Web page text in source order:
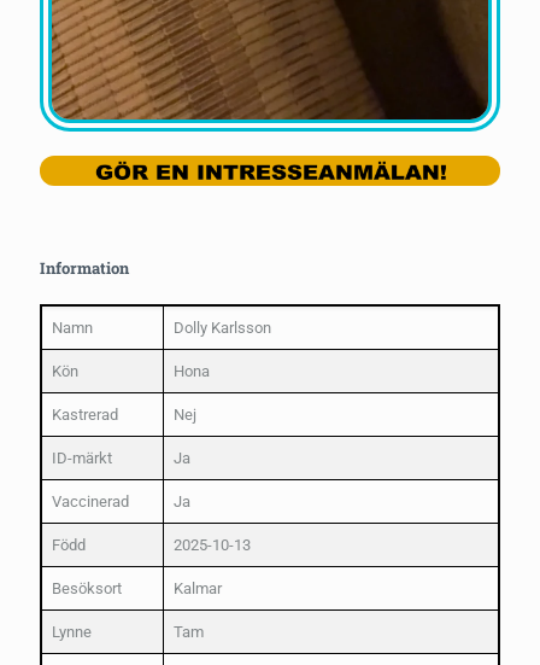
Information
Namn Dolly Karlsson
Kön Hona
Kastrerad Nej
ID-märkt Ja
Vaccinerad Ja
Född 2025-10-13
Besöksort Kalmar
Lynne Tam